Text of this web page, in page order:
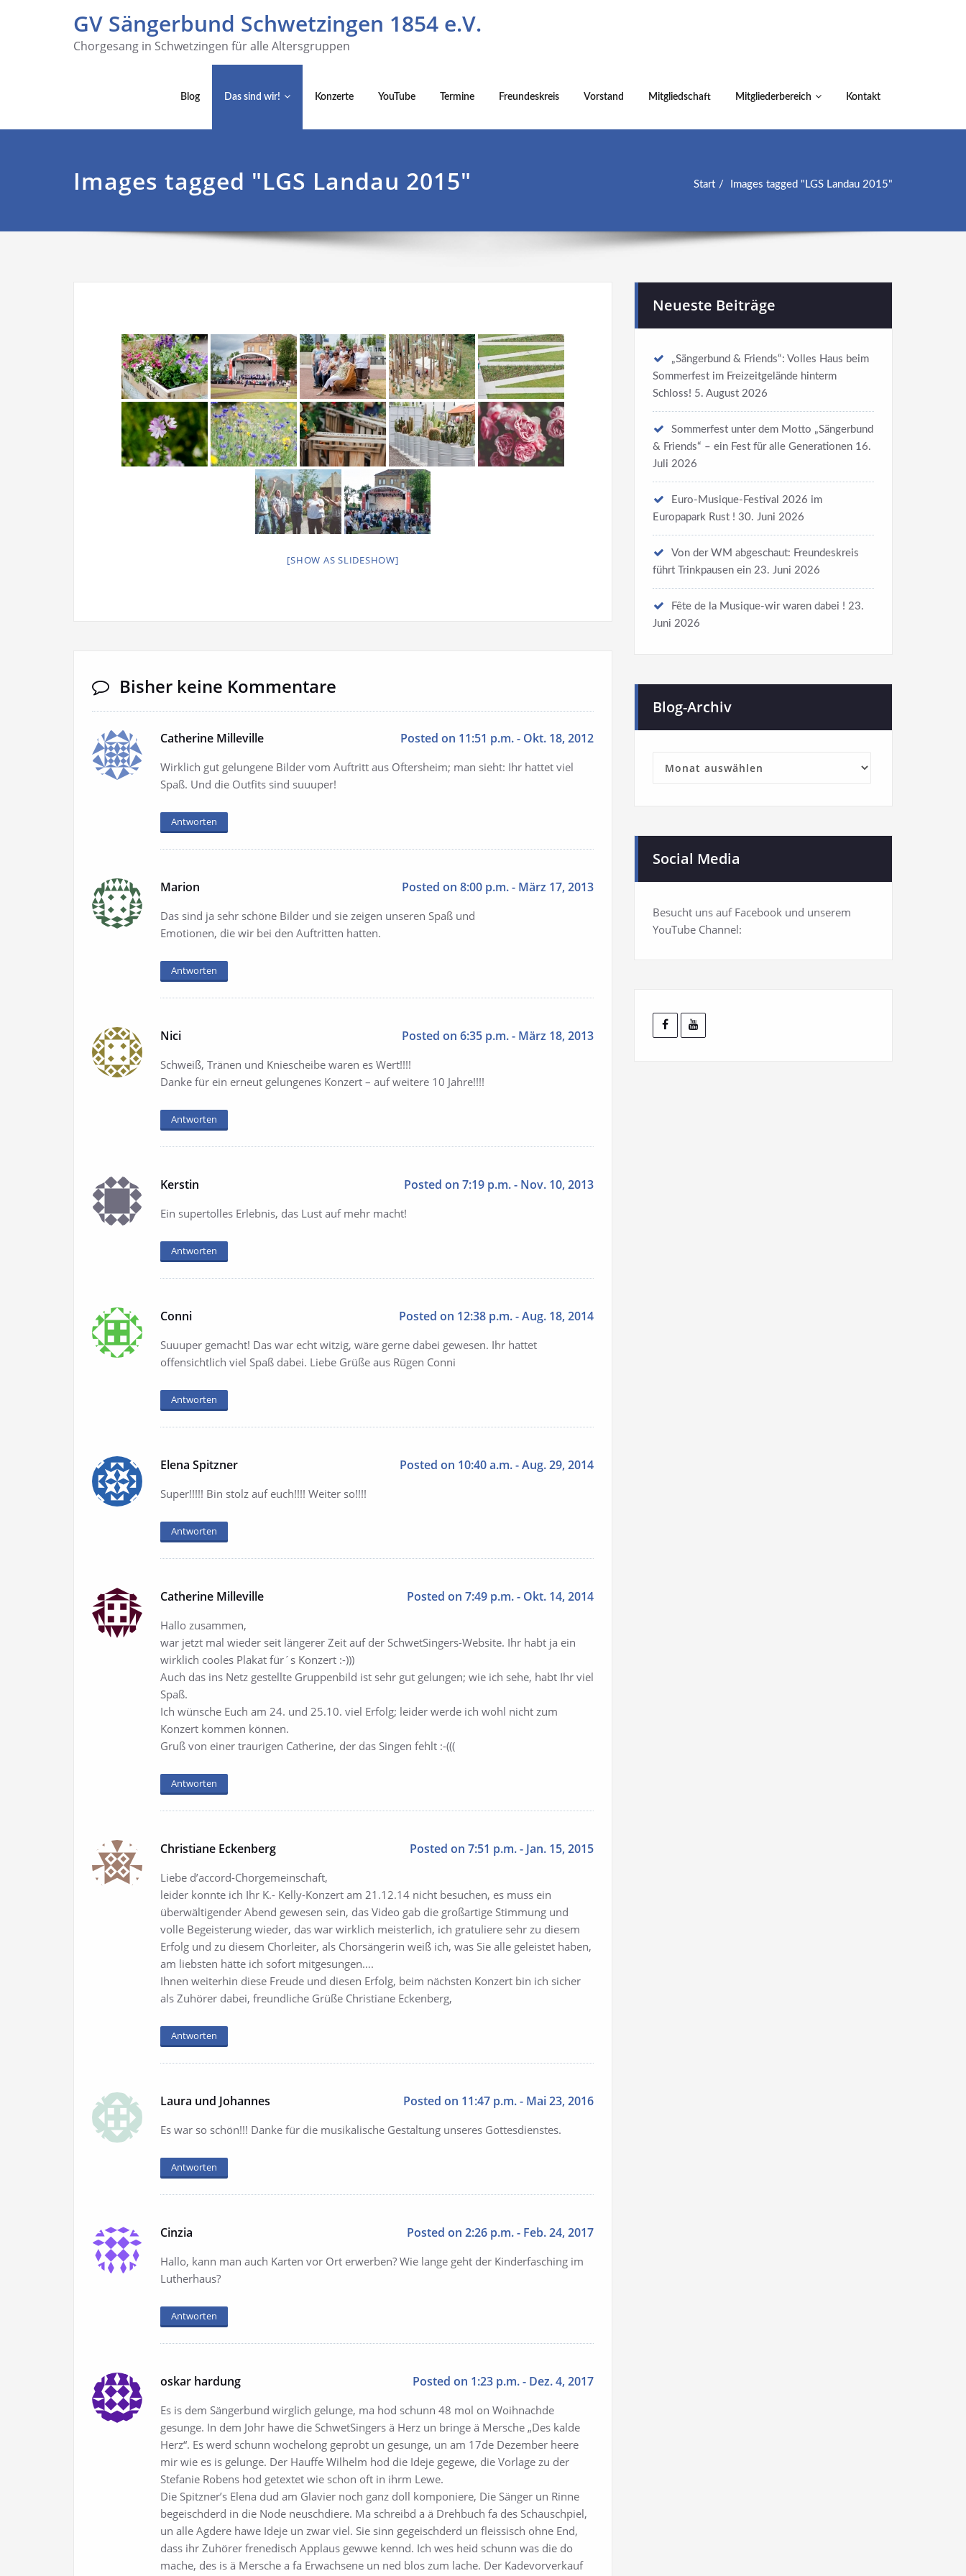
GV Sängerbund Schwetzingen 1854 e.V.
Chorgesang in Schwetzingen für alle Altersgruppen
Blog Das sind wir! Konzerte YouTube Termine Freundeskreis Vorstand Mitgliedschaft Mitgliederbereich Kontakt
Images tagged "LGS Landau 2015" Start Images tagged "LGS Landau 2015"
[SHOW AS SLIDESHOW]
Bisher keine Kommentare
Catherine Milleville Posted on 11:51 p.m. - Okt. 18, 2012
Wirklich gut gelungene Bilder vom Auftritt aus Oftersheim; man sieht: Ihr hattet viel
Spaß. Und die Outfits sind suuuper!
Antworten
Marion Posted on 8:00 p.m. - März 17, 2013
Das sind ja sehr schöne Bilder und sie zeigen unseren Spaß und
Emotionen, die wir bei den Auftritten hatten.
Antworten
Nici Posted on 6:35 p.m. - März 18, 2013
Schweiß, Tränen und Kniescheibe waren es Wert!!!!
Danke für ein erneut gelungenes Konzert – auf weitere 10 Jahre!!!!
Antworten
Kerstin Posted on 7:19 p.m. - Nov. 10, 2013
Ein supertolles Erlebnis, das Lust auf mehr macht!
Antworten
Conni Posted on 12:38 p.m. - Aug. 18, 2014
Suuuper gemacht! Das war echt witzig, wäre gerne dabei gewesen. Ihr hattet
offensichtlich viel Spaß dabei. Liebe Grüße aus Rügen Conni
Antworten
Elena Spitzner Posted on 10:40 a.m. - Aug. 29, 2014
Super!!!!! Bin stolz auf euch!!!! Weiter so!!!!
Antworten
Catherine Milleville Posted on 7:49 p.m. - Okt. 14, 2014
Hallo zusammen,
war jetzt mal wieder seit längerer Zeit auf der SchwetSingers-Website. Ihr habt ja ein
wirklich cooles Plakat für´s Konzert :-)))
Auch das ins Netz gestellte Gruppenbild ist sehr gut gelungen; wie ich sehe, habt Ihr viel
Spaß.
Ich wünsche Euch am 24. und 25.10. viel Erfolg; leider werde ich wohl nicht zum
Konzert kommen können.
Gruß von einer traurigen Catherine, der das Singen fehlt :-(((
Antworten
Christiane Eckenberg Posted on 7:51 p.m. - Jan. 15, 2015
Liebe d’accord-Chorgemeinschaft,
leider konnte ich Ihr K.- Kelly-Konzert am 21.12.14 nicht besuchen, es muss ein
überwältigender Abend gewesen sein, das Video gab die großartige Stimmung und
volle Begeisterung wieder, das war wirklich meisterlich, ich gratuliere sehr zu diesem
Erfolg und zu diesem Chorleiter, als Chorsängerin weiß ich, was Sie alle geleistet haben,
am liebsten hätte ich sofort mitgesungen….
Ihnen weiterhin diese Freude und diesen Erfolg, beim nächsten Konzert bin ich sicher
als Zuhörer dabei, freundliche Grüße Christiane Eckenberg,
Antworten
Laura und Johannes Posted on 11:47 p.m. - Mai 23, 2016
Es war so schön!!! Danke für die musikalische Gestaltung unseres Gottesdienstes.
Antworten
Cinzia Posted on 2:26 p.m. - Feb. 24, 2017
Hallo, kann man auch Karten vor Ort erwerben? Wie lange geht der Kinderfasching im
Lutherhaus?
Antworten
oskar hardung Posted on 1:23 p.m. - Dez. 4, 2017
Es is dem Sängerbund wirglich gelunge, ma hod schunn 48 mol on Woihnachde
gesunge. In dem Johr hawe die SchwetSingers ä Herz un bringe ä Mersche „Des kalde
Herz“. Es werd schunn wochelong geprobt un gesunge, un am 17de Dezember heere
mir wie es is gelunge. Der Hauffe Wilhelm hod die Ideje gegewe, die Vorlage zu der
Stefanie Robens hod getextet wie schon oft in ihrm Lewe.
Die Spitzner’s Elena dud am Glavier noch ganz doll komponiere, Die Sänger un Rinne
begeischderd in die Node neuschdiere. Ma schreibd a ä Drehbuch fa des Schauschpiel,
un alle Agdere hawe Ideje un zwar viel. Sie sinn gegeischderd un fleissisch ohne End,
dass ihr Zuhörer frenedisch Applaus gewwe kennd. Ich wes heid schunn was die do
mache, des is ä Mersche a fa Erwachsene un ned blos zum lache. Der Kadevorverkauf
Neueste Beiträge
„Sängerbund & Friends“: Volles Haus beim
Sommerfest im Freizeitgelände hinterm
Schloss! 5. August 2026
Sommerfest unter dem Motto „Sängerbund
& Friends“ – ein Fest für alle Generationen 16.
Juli 2026
Euro-Musique-Festival 2026 im
Europapark Rust ! 30. Juni 2026
Von der WM abgeschaut: Freundeskreis
führt Trinkpausen ein 23. Juni 2026
Fête de la Musique-wir waren dabei ! 23.
Juni 2026
Blog-Archiv
Archiv
Social Media
Besucht uns auf Facebook und unserem
YouTube Channel: